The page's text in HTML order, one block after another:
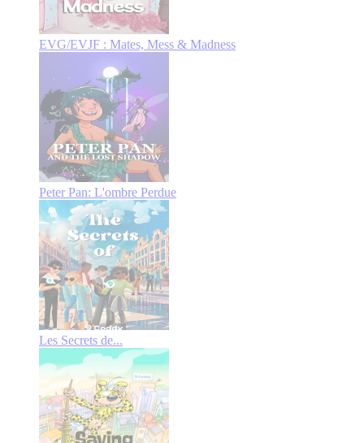
EVG/EVJF : Mates, Mess & Madness
Peter Pan: L'ombre Perdue
Les Secrets de...